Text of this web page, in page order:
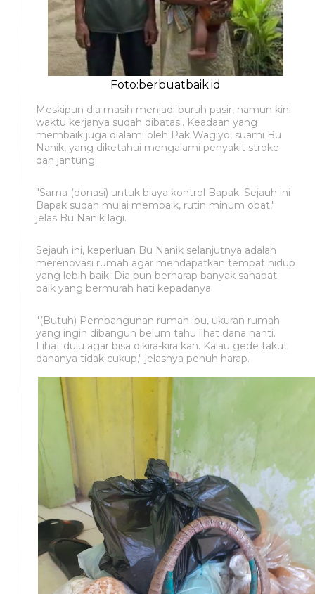
Foto:berbuatbaik.id
Meskipun dia masih menjadi buruh pasir, namun kini
waktu kerjanya sudah dibatasi. Keadaan yang
membaik juga dialami oleh Pak Wagiyo, suami Bu
Nanik, yang diketahui mengalami penyakit stroke
dan jantung.
"Sama (donasi) untuk biaya kontrol Bapak. Sejauh ini
Bapak sudah mulai membaik, rutin minum obat,"
jelas Bu Nanik lagi.
Sejauh ini, keperluan Bu Nanik selanjutnya adalah
merenovasi rumah agar mendapatkan tempat hidup
yang lebih baik. Dia pun berharap banyak sahabat
baik yang bermurah hati kepadanya.
"(Butuh) Pembangunan rumah ibu, ukuran rumah
yang ingin dibangun belum tahu lihat dana nanti.
Lihat dulu agar bisa dikira-kira kan. Kalau gede takut
dananya tidak cukup," jelasnya penuh harap.